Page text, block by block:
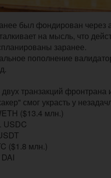
был фондирован через
на мысль, что
заранее.
пополнение
двух транзакций фронтрана
смог украсть у
($13.4 млн.)
USDC
($1.8 млн.)